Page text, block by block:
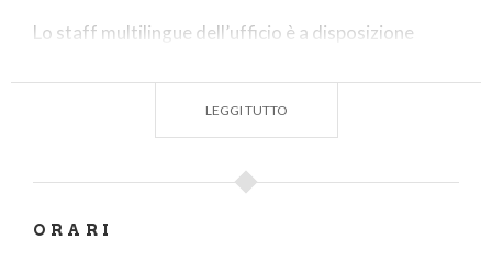
Lo staff multilingue dell’ufficio è a disposizione
LEGGI TUTTO
ORARI